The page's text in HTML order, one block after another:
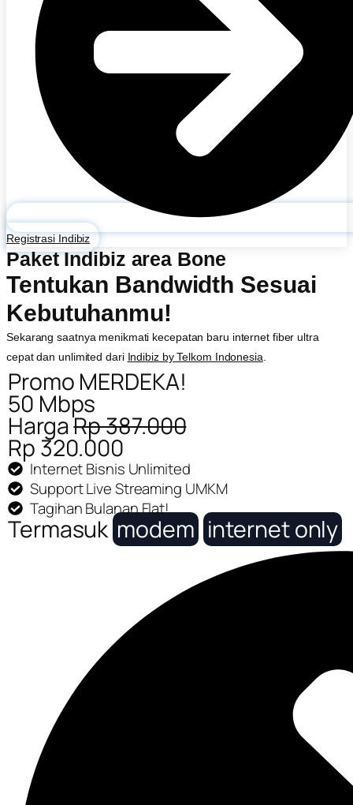
Registrasi Indibiz
Paket Indibiz area Bone
Tentukan Bandwidth Sesuai
Kebutuhanmu!
Sekarang saatnya menikmati kecepatan baru internet fiber ultra
cepat dan unlimited dari Indibiz by Telkom Indonesia
Promo MERDEKA!
50 Mbps
HargaRp 387.000
Rp 320.000
Internet Bisnis Unlimited
Support Live Streaming UMKM
Tagihan Bulanan Flat!
Termasukmodem internet only